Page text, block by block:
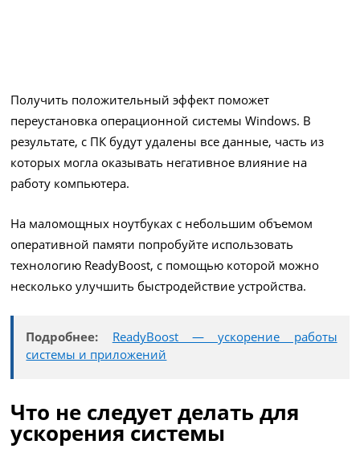
Получить положительный эффект поможет
переустановка операционной системы Windows. В
результате, с ПК будут удалены все данные, часть из
которых могла оказывать негативное влияние на
работу компьютера.
На маломощных ноутбуках с небольшим объемом
оперативной памяти попробуйте использовать
технологию ReadyBoost, с помощью которой можно
несколько улучшить быстродействие устройства.
Подробнее:
ReadyBoost — ускорение работы
системы и приложений
Что не следует делать для
ускорения системы